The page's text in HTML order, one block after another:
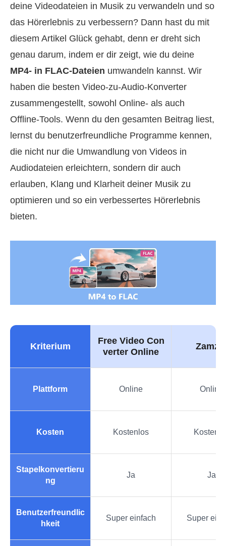
deine Videodateien in Musik zu verwandeln und so
das Hörerlebnis zu verbessern? Dann hast du mit
diesem Artikel Glück gehabt, denn er dreht sich
genau darum, indem er dir zeigt, wie du deine
MP4- in FLAC-Dateien umwandeln kannst. Wir
haben die besten Video-zu-Audio-Konverter
zusammengestellt, sowohl Online- als auch
Offline-Tools. Wenn du den gesamten Beitrag liest,
lernst du benutzerfreundliche Programme kennen,
die nicht nur die Umwandlung von Videos in
Audiodateien erleichtern, sondern dir auch
erlauben, Klang und Klarheit deiner Musik zu
optimieren und so ein verbessertes Hörerlebnis
bieten.
Kriterium
Free Video Con
verter Online
Plattform Online Online
Kosten Kostenlos
Stapelkonvertieru
ng
Ja Ja
Benutzerfreundlic
hkeit
Super einfach Super